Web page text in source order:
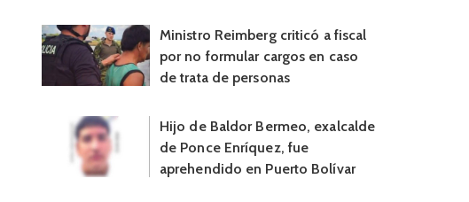
Ministro Reimberg criticó a fiscal
por no formular cargos en caso
de trata de personas
Hijo de Baldor Bermeo, exalcalde
de Ponce Enríquez, fue
aprehendido en Puerto Bolívar